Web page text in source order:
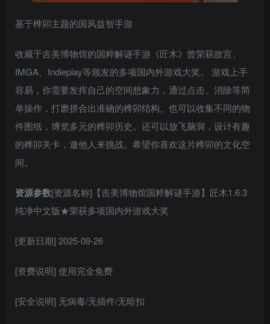
基于榫卯主题的国风益智手游
收藏于吉美博物馆的国粹解谜手游《匠木》曾荣获故宫、
IMGA、Indieplay等颁发的多项国内外游戏大奖。 游戏上手
容易，你需要发挥自己的空间想象力，通过点击、消除等简
单操作，打磨拼合出准确的榫卯结构。也可以收集不同的物
件图纸，博览多元的榫卯历史。还可以放飞脑洞，设计有趣
的榫卯关卡，邀他人来挑战。希望你喜欢这片榫卯的文化空
间。
资源参数[资源名称]【吉美博物馆国粹解谜手游】匠木1.6.3
纯净中文版★荣获多项国内外游戏大奖
[更新日期] 2025-09-26
[资费说明] 使用完全免费
[安全说明] 无病毒/无插件/无暗扣